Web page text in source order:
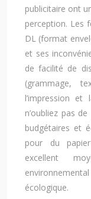
publicitaire ont
perception. Les
DL (format
et ses
de facilité de
(grammage,
l’impression
n’oubliez pas
budgétaires et
pour du
excellent
écologique.